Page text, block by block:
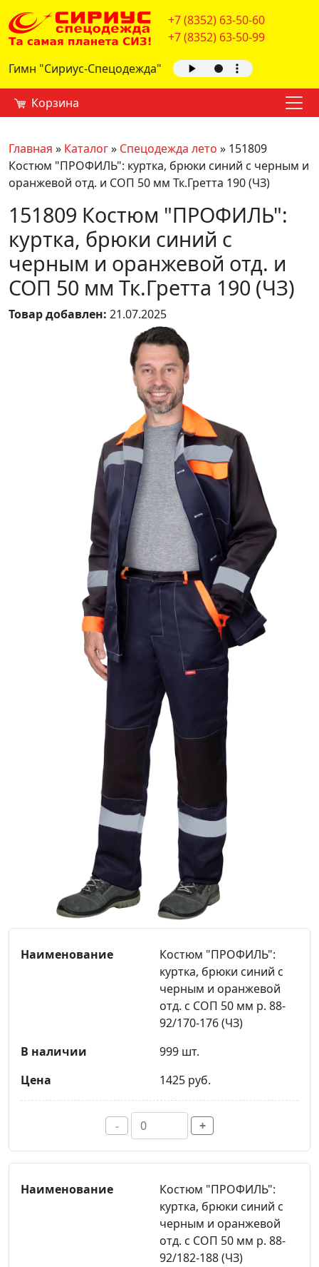
+7 (8352) 63-50-60
+7 (8352) 63-50-99
Гимн "Сириус-Спецодежда"
Корзина
Главная » Каталог» Спецодежда лето » 151809
Костюм "ПРОФИЛЬ": куртка, брюки синий с черным и
оранжевой отд. и СОП 50 мм Тк.Гретта 190 (ЧЗ)
151809 Костюм "ПРОФИЛЬ":
куртка, брюки синий с
черным и оранжевой отд. и
СОП 50 мм Тк.Гретта 190 (ЧЗ)
Товар добавлен: 21.07.2025
Костюм "ПРОФИЛЬ":
куртка, брюки синий с
черным и оранжевой
отд. с СОП 50 мм р. 88-
92/170-176 (ЧЗ)
999 шт.
1425 руб.
- +
Костюм "ПРОФИЛЬ":
куртка, брюки синий с
черным и оранжевой
отд. с СОП 50 мм р. 88-
92/182-188 (ЧЗ)